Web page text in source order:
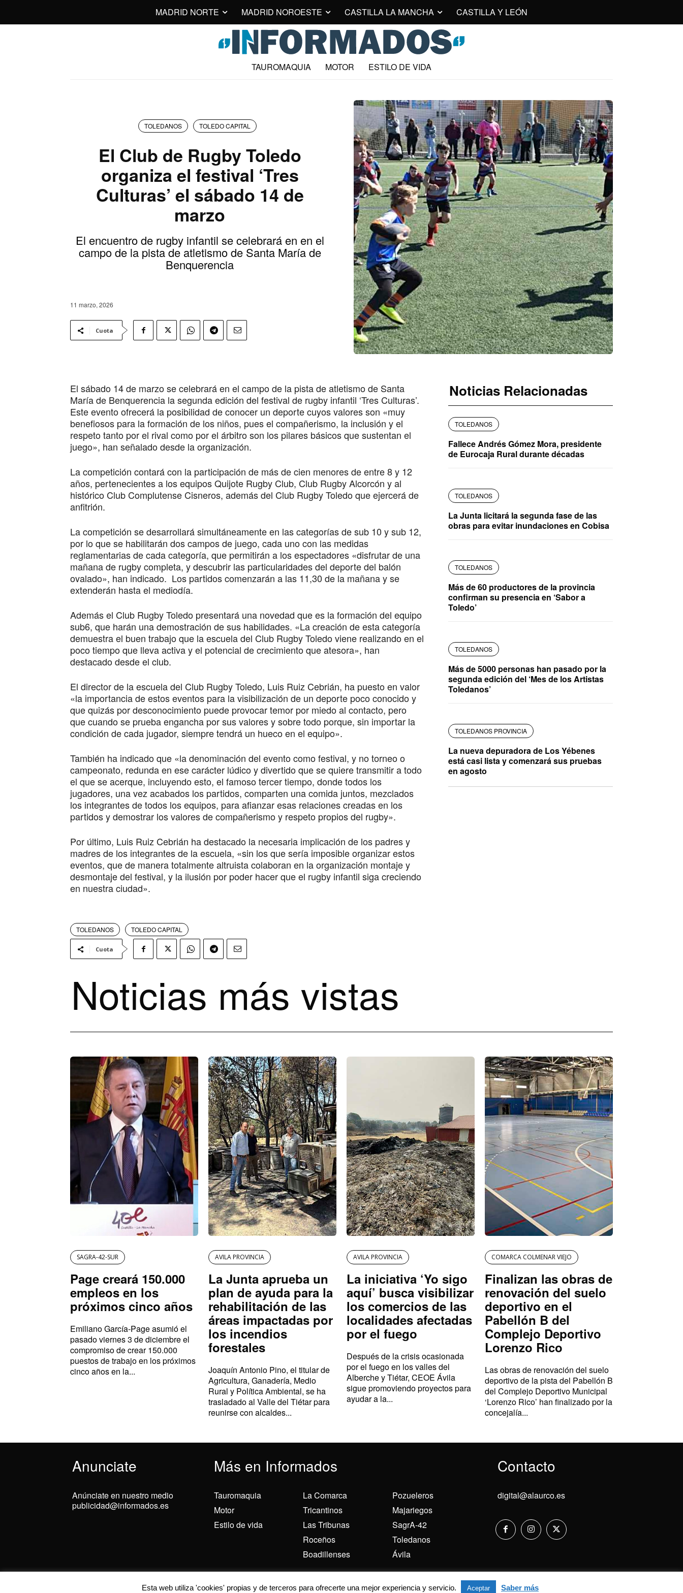
MADRID NORTE MADRID NOROESTE CASTILLA LA MANCHA CASTILLA Y LEÓN
TAUROMAQUIA MOTOR ESTILO DE VIDA
TOLEDANOS TOLEDO CAPITAL
El Club de Rugby Toledo
organiza el festival ‘Tres
Culturas’ el sábado 14 de
marzo
El encuentro de rugby infantil se celebrará en en el
campo de la pista de atletismo de Santa María de
Benquerencia
11 marzo, 2026
Cuota
El sábado 14 de marzo se celebrará en el campo de la pista de atletismo de Santa
María de Benquerencia la segunda edición del festival de rugby infantil ‘Tres Culturas’.
Este evento ofrecerá la posibilidad de conocer un deporte cuyos valores son «muy
benefiosos para la formación de los niños, pues el compañerismo, la inclusión y el
respeto tanto por el rival como por el árbitro son los pilares básicos que sustentan el
juego», han señalado desde la organización.
La competición contará con la participación de más de cien menores de entre 8 y 12
años, pertenecientes a los equipos Quijote Rugby Club, Club Rugby Alcorcón y al
histórico Club Complutense Cisneros, además del Club Rugby Toledo que ejercerá de
anfitrión.
La competición se desarrollará simultáneamente en las categorías de sub 10 y sub 12,
por lo que se habilitarán dos campos de juego, cada uno con las medidas
reglamentarias de cada categoría, que permitirán a los espectadores «disfrutar de una
mañana de rugby completa, y descubrir las particularidades del deporte del balón
ovalado», han indicado. Los partidos comenzarán a las 11,30 de la mañana y se
extenderán hasta el mediodía.
Además el Club Rugby Toledo presentará una novedad que es la formación del equipo
sub6, que harán una demostración de sus habilidades. «La creación de esta categoría
demuestra el buen trabajo que la escuela del Club Rugby Toledo viene realizando en el
poco tiempo que lleva activa y el potencial de crecimiento que atesora», han
destacado desde el club.
El director de la escuela del Club Rugby Toledo, Luis Ruiz Cebrián, ha puesto en valor
«la importancia de estos eventos para la visibilización de un deporte poco conocido y
que quizás por desconocimiento puede provocar temor por miedo al contacto, pero
que cuando se prueba engancha por sus valores y sobre todo porque, sin importar la
condición de cada jugador, siempre tendrá un hueco en el equipo».
También ha indicado que «la denominación del evento como festival, y no torneo o
campeonato, redunda en ese carácter lúdico y divertido que se quiere transmitir a todo
el que se acerque, incluyendo esto, el famoso tercer tiempo, donde todos los
jugadores, una vez acabados los partidos, comparten una comida juntos, mezclados
los integrantes de todos los equipos, para afianzar esas relaciones creadas en los
partidos y demostrar los valores de compañerismo y respeto propios del rugby».
Por último, Luis Ruiz Cebrián ha destacado la necesaria implicación de los padres y
madres de los integrantes de la escuela, «sin los que sería imposible organizar estos
eventos, que de manera totalmente altruista colaboran en la organización montaje y
desmontaje del festival, y la ilusión por poder hacer que el rugby infantil siga creciendo
en nuestra ciudad».
TOLEDANOS TOLEDO CAPITAL
Cuota
Noticias Relacionadas
TOLEDANOS
Fallece Andrés Gómez Mora, presidente
de Eurocaja Rural durante décadas
TOLEDANOS
La Junta licitará la segunda fase de las
obras para evitar inundaciones en Cobisa
TOLEDANOS
Más de 60 productores de la provincia
confirman su presencia en ‘Sabor a
Toledo’
TOLEDANOS
Más de 5000 personas han pasado por la
segunda edición del ‘Mes de los Artistas
Toledanos’
TOLEDANOS PROVINCIA
La nueva depuradora de Los Yébenes
está casi lista y comenzará sus pruebas
en agosto
Noticias más vistas
SAGRA-42-SUR
Page creará 150.000
empleos en los
próximos cinco años
Emiliano García-Page asumió el
pasado viernes 3 de diciembre el
compromiso de crear 150.000
puestos de trabajo en los próximos
cinco años en la...
AVILA PROVINCIA
La Junta aprueba un
plan de ayuda para la
rehabilitación de las
áreas impactadas por
los incendios
forestales
Joaquín Antonio Pino, el titular de
Agricultura, Ganadería, Medio
Rural y Política Ambiental, se ha
trasladado al Valle del Tiétar para
reunirse con alcaldes...
AVILA PROVINCIA
La iniciativa ‘Yo sigo
aquí’ busca visibilizar
los comercios de las
localidades afectadas
por el fuego
Después de la crisis ocasionada
por el fuego en los valles del
Alberche y Tiétar, CEOE Ávila
sigue promoviendo proyectos para
ayudar a la...
COMARCA COLMENAR VIEJO
Finalizan las obras de
renovación del suelo
deportivo en el
Pabellón B del
Complejo Deportivo
Lorenzo Rico
Las obras de renovación del suelo
deportivo de la pista del Pabellón B
del Complejo Deportivo Municipal
‘Lorenzo Rico’ han finalizado por la
concejalía...
Anunciate Más en Informados Contacto
Anúnciate en nuestro medio
publicidad@informados.es
Tauromaquia
Motor
Estilo de vida
La Comarca
Tricantinos
Las Tribunas
Roceños
Boadillenses
Pozueleros
Majariegos
SagrA-42
Toledanos
Ávila
digital@alaurco.es
Aviso Legal
Esta web utiliza 'cookies' propias y de terceros para ofrecerte una mejor experiencia y servicio. Aceptar Saber más
Utilizamos cookies para ofrecerte la mejor experiencia en nuestra web.
Aceptar